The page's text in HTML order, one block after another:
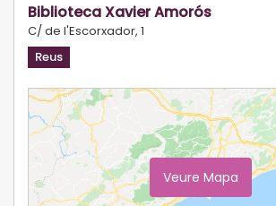
Biblioteca Xavier Amorós
C/ de l'Escorxador, 1
Reus
Veure Mapa